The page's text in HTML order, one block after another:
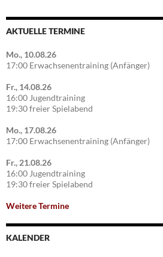
AKTUELLE TERMINE
Mo., 10.08.26
17:00 Erwachsenentraining (Anfänger)
Fr., 14.08.26
16:00 Jugendtraining
19:30 freier Spielabend
Mo., 17.08.26
17:00 Erwachsenentraining (Anfänger)
Fr., 21.08.26
16:00 Jugendtraining
19:30 freier Spielabend
Weitere Termine
KALENDER